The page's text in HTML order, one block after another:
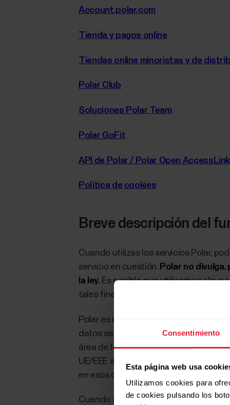
Consentimiento
Esta página web usa
Utilizamos cookies para
de cookies pulsando los
Account.polar.com
Tienda y pagos online
Tiendas online minoristas y de
Polar Club
Soluciones Polar Team
Polar GoFit
API de Polar / Polar Open AccessLink
Política de cookies
Breve descripción del
Cuando utilizas los servicios Polar,
servicio en cuestión. Polar no
la ley. Es posible que utilicemos
tales fines los datos se limpian de
Polar es una empresa que opera a
datos se transfieren a un país
área de la UE/EEE. Tu dirección de
UE/EEE a los servidores de nuestros
en esos casos, los proveedores de
Cuando se transfiere información, se